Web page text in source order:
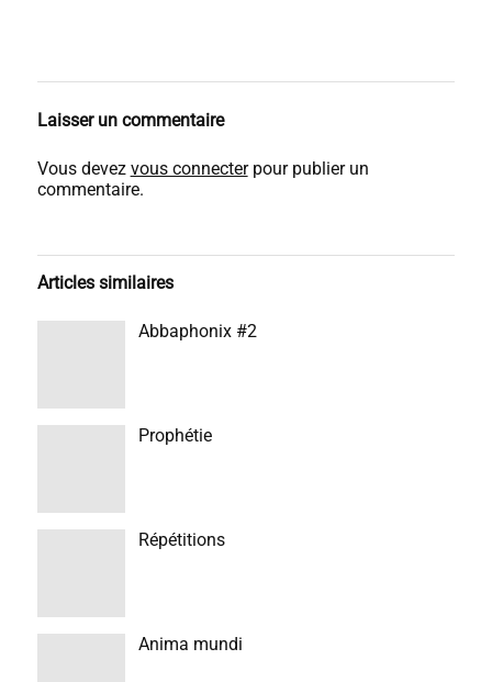
Laisser un commentaire
Vous devez vous connecterpour publier un
commentaire.
Articles similaires
Abbaphonix #2
Prophétie
Répétitions
Anima mundi